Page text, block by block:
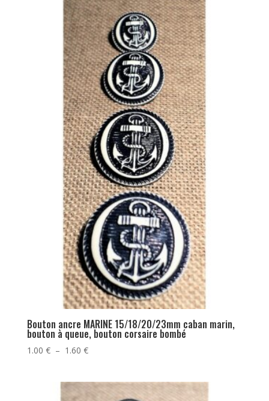
0.60 €
à
0.80 €
Bouton ancre MARINE 15/18/20/23mm caban marin,
bouton à queue, bouton corsaire bombé
1.00 € – 1.60 €Plage